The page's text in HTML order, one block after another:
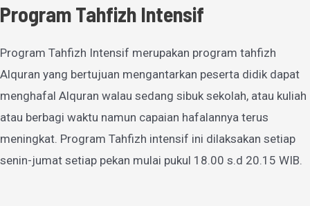
Program Tahfizh Intensif
Program Tahfizh Intensif merupakan program tahfizh
Alquran yang bertujuan mengantarkan peserta didik dapat
menghafal Alquran walau sedang sibuk sekolah, atau kuliah
atau berbagi waktu namun capaian hafalannya terus
meningkat. Program Tahfizh intensif ini dilaksakan setiap
senin-jumat setiap pekan mulai pukul 18.00 s.d 20.15 WIB.